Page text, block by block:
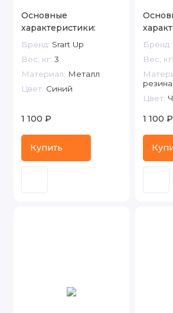
Основные
характеристики:
Бренд: Srart Up
Вес, кг: 3
Материал: Металл
Цвет: Синий
1 100 ₽
Купить
Бренд:
Вес, кг:
резина
Цвет:
1 100 ₽